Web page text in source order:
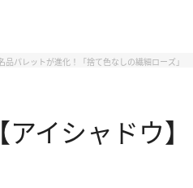
パレットが進化！「捨て色なしの繊細ローズ」
イシャドウ